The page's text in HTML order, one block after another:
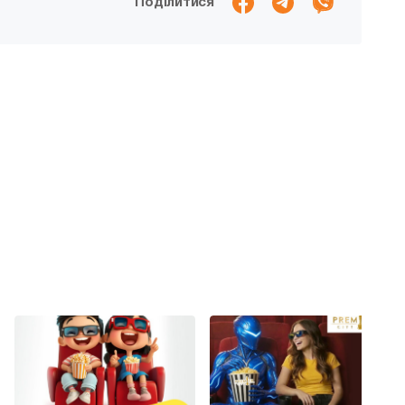
Поділитися